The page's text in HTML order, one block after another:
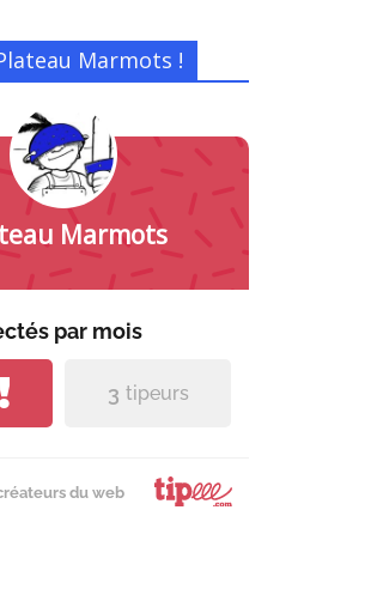
Marmots !
Marmots
par mois
3 tipeurs
du web